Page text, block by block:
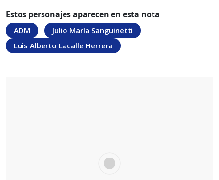
Estos personajes aparecen en esta nota
ADM
Julio María Sanguinetti
Luis Alberto Lacalle Herrera